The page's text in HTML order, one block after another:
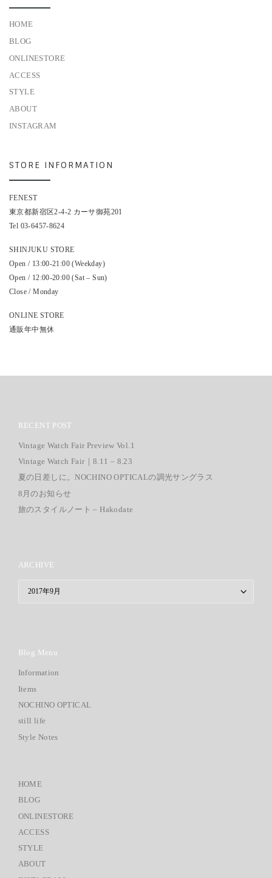
HOME
BLOG
ONLINESTORE
ACCESS
STYLE
ABOUT
INSTAGRAM
STORE INFORMATION
FENEST
東京都新宿区2-4-2 カーサ御苑201
Tel 03-6457-8624
SHINJUKU STORE
Open / 13:00-21:00 (Weekday)
Open / 12:00-20:00 (Sat – Sun)
Close / Monday
ONLINE STORE
通販年中無休
RECENT POST
Vintage Watch Fair Preview Vol.1
Vintage Watch Fair｜8.11 – 8.23
夏の日差しに。NOCHINO OPTICALの調光サングラス
8月のお知らせ
旅のスタイルノート – Hakodate
ARCHIVE
Blog Menu
Information
Items
NOCHINO OPTICAL
still life
Style Notes
HOME
BLOG
ONLINESTORE
ACCESS
STYLE
ABOUT